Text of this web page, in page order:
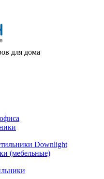
для дома
Downlight
(мебельные)